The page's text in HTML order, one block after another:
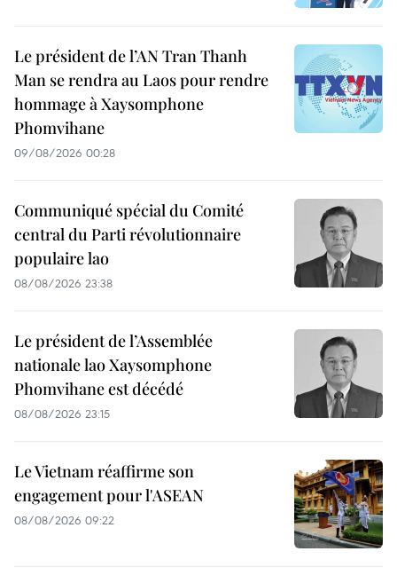
Le président de l’AN Tran Thanh
Man se rendra au Laos pour rendre
hommage à Xaysomphone
Phomvihane
09/08/2026 00:28
Communiqué spécial du Comité
central du Parti révolutionnaire
populaire lao
08/08/2026 23:38
Le président de l’Assemblée
nationale lao Xaysomphone
Phomvihane est décédé
08/08/2026 23:15
Le Vietnam réaffirme son
engagement pour l'ASEAN
08/08/2026 09:22